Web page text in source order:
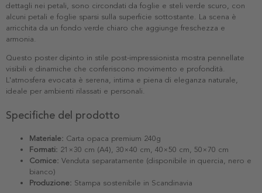
dettagli nei petali, sono circondati da foglie e steli verde scuro, con
alcuni petali e foglie sparsi sulla superficie sottostante. La scena è
arricchita da un fondo verde chiaro che aggiunge freschezza e
armonia.
Questo poster dipinto in stile post-impressionista mostra pennellate
visibili e dinamiche che conferiscono movimento e profondità.
L'atmosfera evocata è serena, intima e piena di eleganza naturale,
ideale per ambienti rilassati e personali.
Specifiche del prodotto
Materiale: Carta opaca premium 240g
Formati: 21×30 cm (A4), 30×40 cm, 40×50 cm, 50×70 cm
Cornice: Venduta separatamente (disponibile in quercia, nero e
bianco)
Produzione: Stampa sostenibile in Scandinavia